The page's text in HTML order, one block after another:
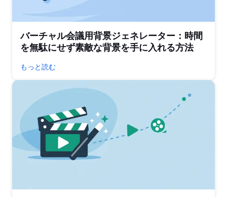
バーチャル会議用背景ジェネレーター：時間
を無駄にせず素敵な背景を手に入れる方法
もっと読む